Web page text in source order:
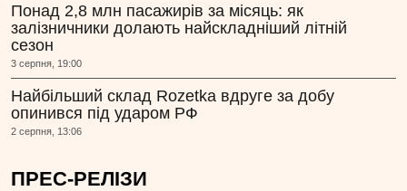
Понад 2,8 млн пасажирів за місяць: як
залізничники долають найскладніший літній
сезон
3 серпня, 19:00
Найбільший склад Rozetka вдруге за добу
опинився під ударом РФ
2 серпня, 13:06
ПРЕС-РЕЛІЗИ